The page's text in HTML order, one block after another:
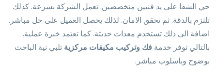
حي الشفا على يد فنيين متخصصين. تعمل الشركة بسرعة. كذلك
تلتزم بالدقة. ثم تحقق الامان. لذلك يحصل العميل على حل مباشر.
اضافة الى ذلك تستخدم معدات حديثة. كما تعتمد خبرة عملية.
بالتالي توفر خدمة فك وتركيب مكيفات مركزية تلبي نية الباحث
بوضوح وباسلوب مباشر.